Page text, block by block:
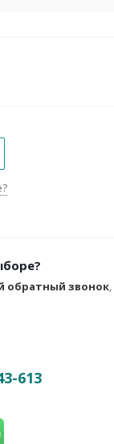
обратный звонок,
613